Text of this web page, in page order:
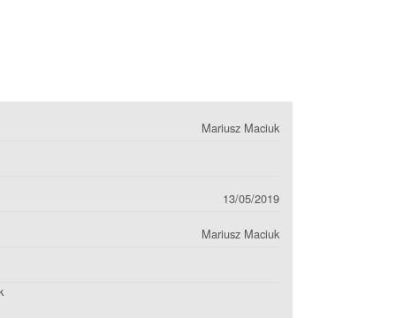
Mariusz Maciuk
13/05/2019
Mariusz Maciuk